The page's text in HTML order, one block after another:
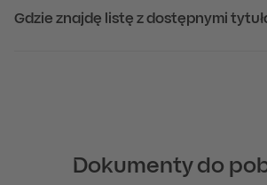
Gdzie znajdę listę z dostępnymi
Dokumenty do